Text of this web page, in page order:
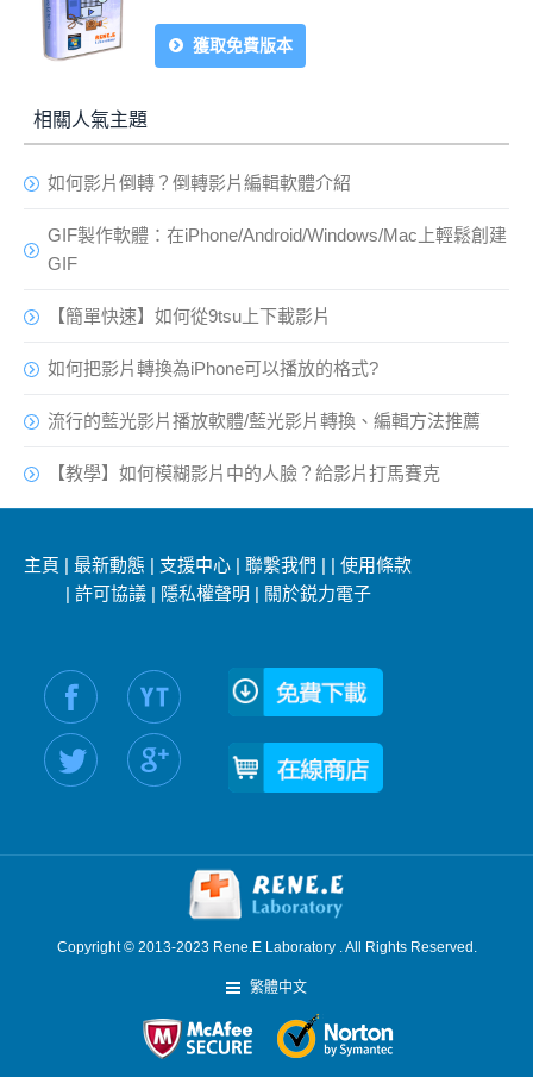
獲取免費版本
相關人氣主題
如何影片倒轉？倒轉影片編輯軟體介紹
GIF製作軟體：在iPhone/Android/Windows/Mac上輕鬆創建
GIF
【簡單快速】如何從9tsu上下載影片
如何把影片轉換為iPhone可以播放的格式?
流行的藍光影片播放軟體/藍光影片轉換、編輯方法推薦
【教學】如何模糊影片中的人臉？給影片打馬賽克
主頁 |最新動態 | 支援中心 |聯繫我們 | |使用條款
| 許可協議| 隱私權聲明 | 關於鋭力電子
社交媒體信息：
Copyright © 2013-2023 Rene.E Laboratory . All Rights Reserved.
繁體中文